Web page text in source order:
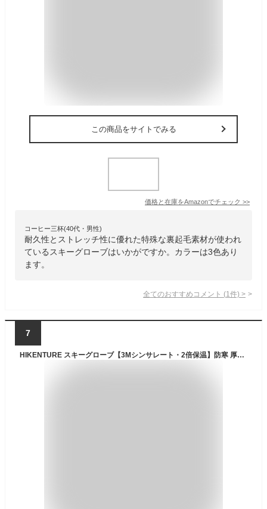
この商品をサイトでみる
価格と在庫をAmazonでチェック >>
コーヒー三杯(40代・男性)
耐久性とストレッチ性に優れた特殊な裏起毛素材が使われ
ているスキーグローブはいかがですか。カラーは3色あり
ます。
全てのおすすめコメント (1 件) >
7
HIKENTURE スキーグローブ【3Mシンサレート・2倍保温】防寒 厚手 裏起毛 スノーグローブ 防水 防風 スキー手袋 滑り止め タッチパネル対応 紛失防止 撥水加工 スノボ 手袋 登山・スノーボード・スキー・雪遊び・ バイク・ アウトドア・ 通勤通学・ 除雪作業に最適な防寒グローブ メンズ レディース対応(M)